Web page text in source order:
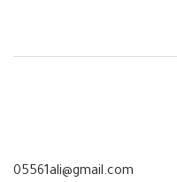
05561ali@gmail.com